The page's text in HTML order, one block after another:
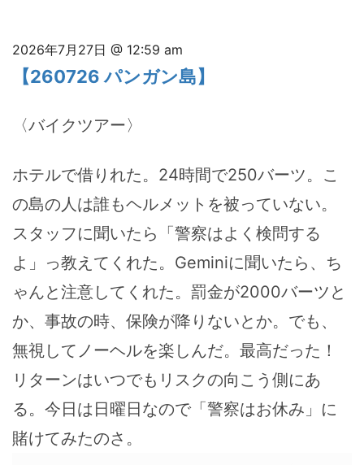
2026年7月27日 @ 12:59 am
【260726 パンガン島】
〈バイクツアー〉
ホテルで借りれた。24時間で250バーツ。こ
の島の人は誰もヘルメットを被っていない。
スタッフに聞いたら「警察はよく検問する
よ」っ教えてくれた。Geminiに聞いたら、ち
ゃんと注意してくれた。罰金が2000バーツと
か、事故の時、保険が降りないとか。でも、
無視してノーヘルを楽しんだ。最高だった！
リターンはいつでもリスクの向こう側にあ
る。今日は日曜日なので「警察はお休み」に
賭けてみたのさ。